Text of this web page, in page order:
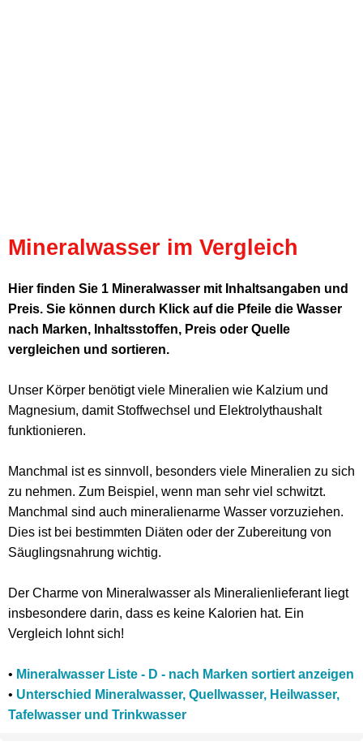
Mineralwasser im Vergleich
Hier finden Sie 1 Mineralwasser mit Inhaltsangaben und
Preis. Sie können durch Klick auf die Pfeile die Wasser
nach Marken, Inhaltsstoffen, Preis oder Quelle
vergleichen und sortieren.
Unser Körper benötigt viele Mineralien wie Kalzium und
Magnesium, damit Stoffwechsel und Elektrolythaushalt
funktionieren.
Manchmal ist es sinnvoll, besonders viele Mineralien zu sich
zu nehmen. Zum Beispiel, wenn man sehr viel schwitzt.
Manchmal sind auch mineralienarme Wasser vorzuziehen.
Dies ist bei bestimmten Diäten oder der Zubereitung von
Säuglingsnahrung wichtig.
Der Charme von Mineralwasser als Mineralienlieferant liegt
insbesondere darin, dass es keine Kalorien hat. Ein
Vergleich lohnt sich!
• Mineralwasser Liste - D - nach Marken sortiert anzeigen
• Unterschied Mineralwasser, Quellwasser, Heilwasser,
Tafelwasser und Trinkwasser